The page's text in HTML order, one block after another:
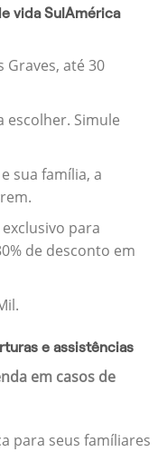
vida SulAmérica
até 30
escolher. Simule
sua família, a
para
de desconto em
e assistências
em casos de
para seus famíliares